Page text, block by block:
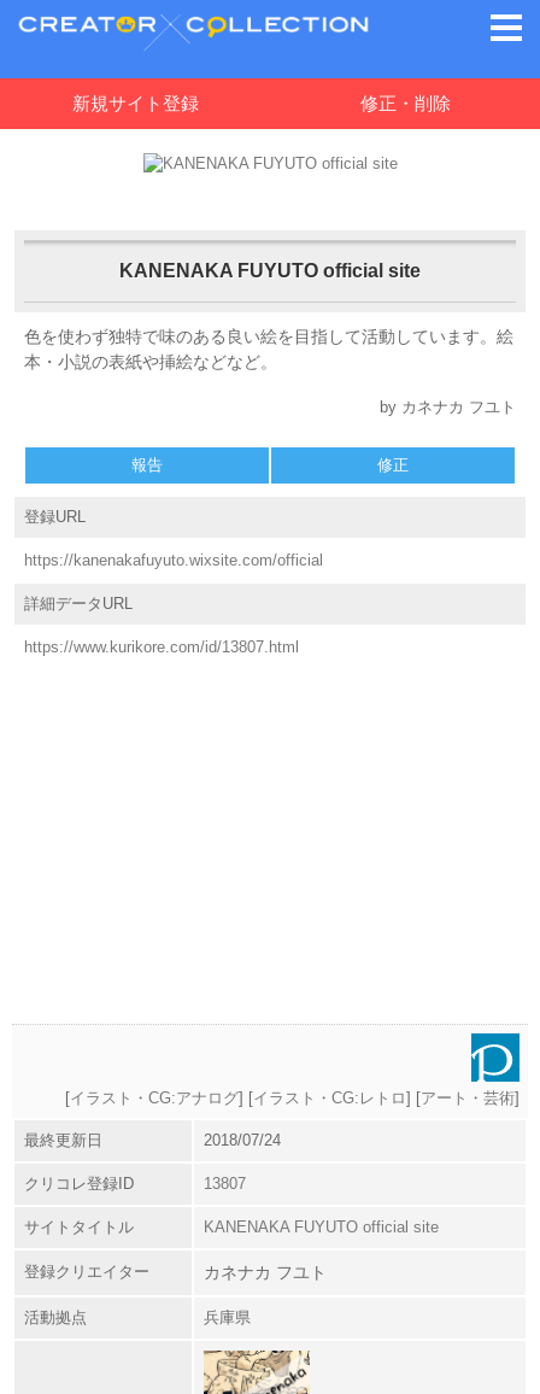
新規サイト登録 修正・削除
KANENAKA FUYUTO official site
色を使わず独特で味のある良い絵を目指して活動しています。絵
本・小説の表紙や挿絵などなど。
by ​カネナカ フユト
報告 修正
登録URL
https://kanenakafuyuto.wixsite.com/official
詳細データURL
https://www.kurikore.com/id/13807.html
[イラスト・CG:アナログ] [イラスト・CG:レトロ] [アート・芸術]
最終更新日 2018/07/24
クリコレ登録ID 13807
サイトタイトル KANENAKA FUYUTO official site
登録クリエイター ​カネナカ フユト
活動拠点 兵庫県